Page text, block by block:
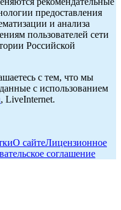
предоставления
и анализа
пользователей сети
Российской
с тем, что мы
с использованием
, LiveInternet.
О сайтеЛицензионное
соглашение